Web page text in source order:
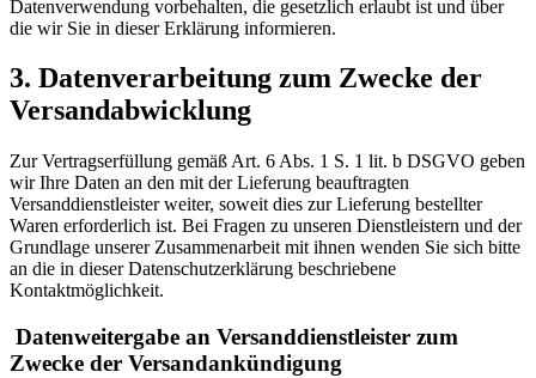
Datenverwendung vorbehalten, die gesetzlich erlaubt ist und über
die wir Sie in dieser Erklärung informieren.
3. Datenverarbeitung zum Zwecke der
Versandabwicklung
Zur Vertragserfüllung gemäß Art. 6 Abs. 1 S. 1 lit. b DSGVO geben
wir Ihre Daten an den mit der Lieferung beauftragten
Versanddienstleister weiter, soweit dies zur Lieferung bestellter
Waren erforderlich ist. Bei Fragen zu unseren Dienstleistern und der
Grundlage unserer Zusammenarbeit mit ihnen wenden Sie sich bitte
an die in dieser Datenschutzerklärung beschriebene
Kontaktmöglichkeit.
Datenweitergabe an Versanddienstleister zum
Zwecke der Versandankündigung